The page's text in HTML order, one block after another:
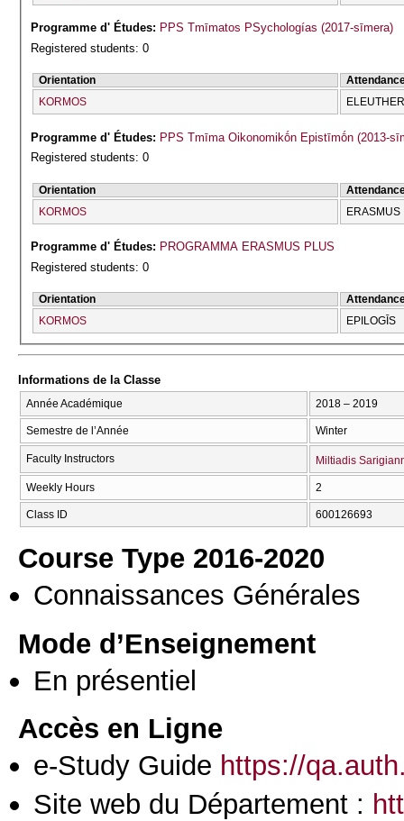
Programme d' Études: PPS Tmīmatos PSychologías (2017-sīmera)
Registered students: 0
Orientation
KORMOS
Programme d' Études: PPS Tmīma Oikonomikṓn Epistīmṓn (2013-
Registered students: 0
Orientation
KORMOS
ERASMUS
Programme d' Études: PROGRAMMA ERASMUS PLUS
Registered students: 0
Orientation
KORMOS
EPILOGĪS
Informations de la Classe
Année Académique 2018 – 2019
Semestre de l’Année Winter
Faculty Instructors Miltiadis
Weekly Hours 2
Class ID 600126693
Course Type 2016-2020
Connaissances Générales
Mode d’Enseignement
En présentiel
Accès en Ligne
e-Study Guide https://
Site web du Département :